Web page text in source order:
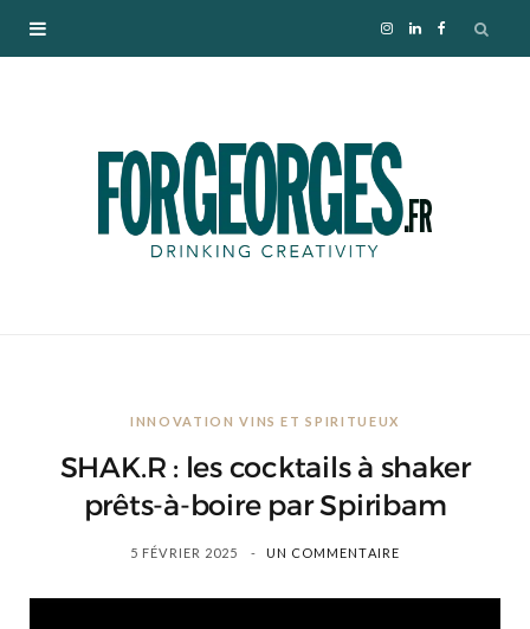
I
s
a
m
L
k
INNOVATION VINS ET SPIRITUEUX
SHAK.R : les cocktails à shaker
prêts-à-boire par Spiribam
5 FÉVRIER 2025 UN COMMENTAIRE